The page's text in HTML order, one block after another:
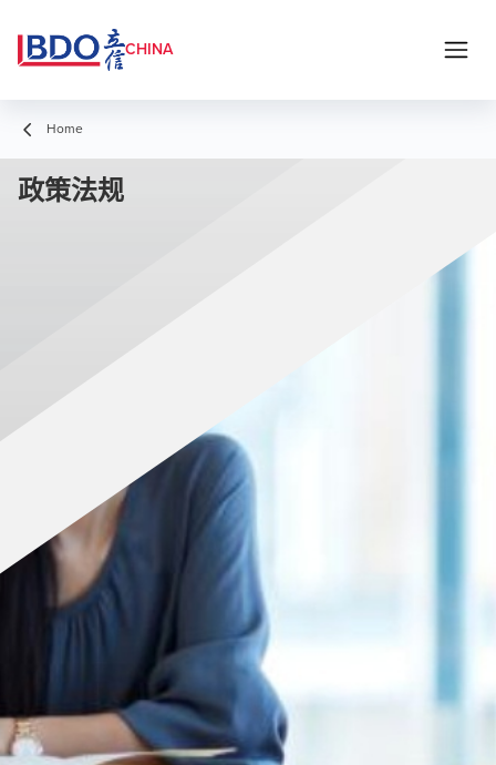
CHINA
Home
政策法规